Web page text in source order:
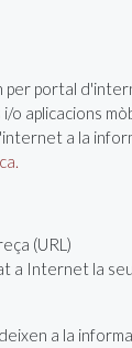
portal
o aplicacions
a la
(URL)
a Internet la
a la